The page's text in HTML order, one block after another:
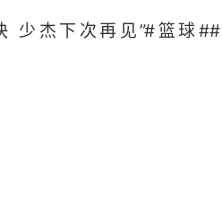
少杰下次再见”#篮球